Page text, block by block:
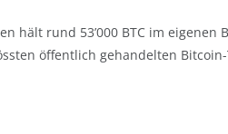
hält rund 53’000 BTC im
öffentlich gehandelten